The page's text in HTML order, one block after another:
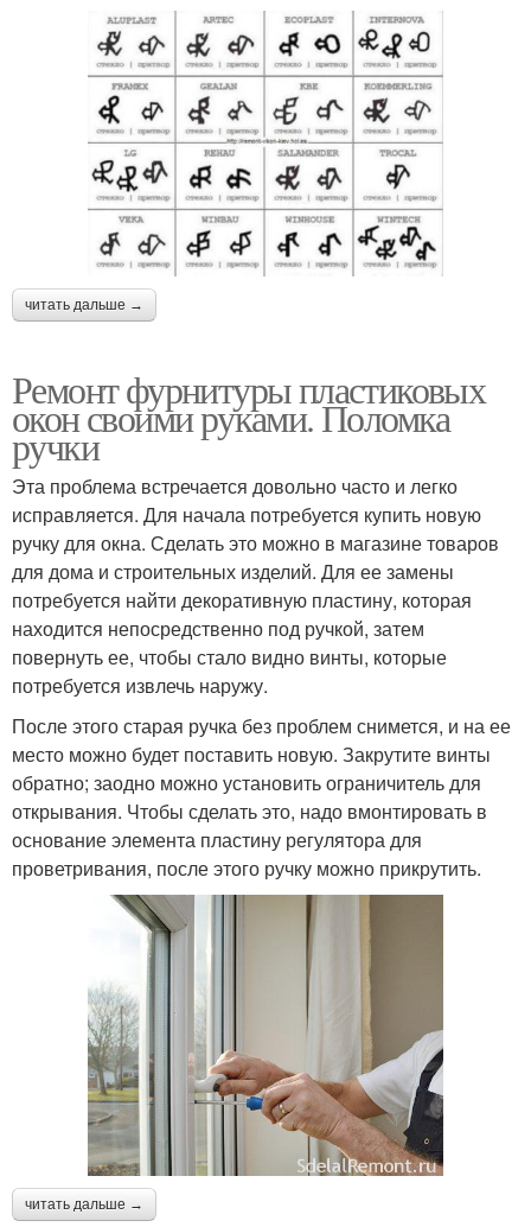
читать дальше →
Ремонт фурнитуры пластиковых
окон своими руками. Поломка
ручки
Эта проблема встречается довольно часто и легко
исправляется. Для начала потребуется купить новую
ручку для окна. Сделать это можно в магазине товаров
для дома и строительных изделий. Для ее замены
потребуется найти декоративную пластину, которая
находится непосредственно под ручкой, затем
повернуть ее, чтобы стало видно винты, которые
потребуется извлечь наружу.
После этого старая ручка без проблем снимется, и на ее
место можно будет поставить новую. Закрутите винты
обратно; заодно можно установить ограничитель для
открывания. Чтобы сделать это, надо вмонтировать в
основание элемента пластину регулятора для
проветривания, после этого ручку можно прикрутить.
читать дальше →